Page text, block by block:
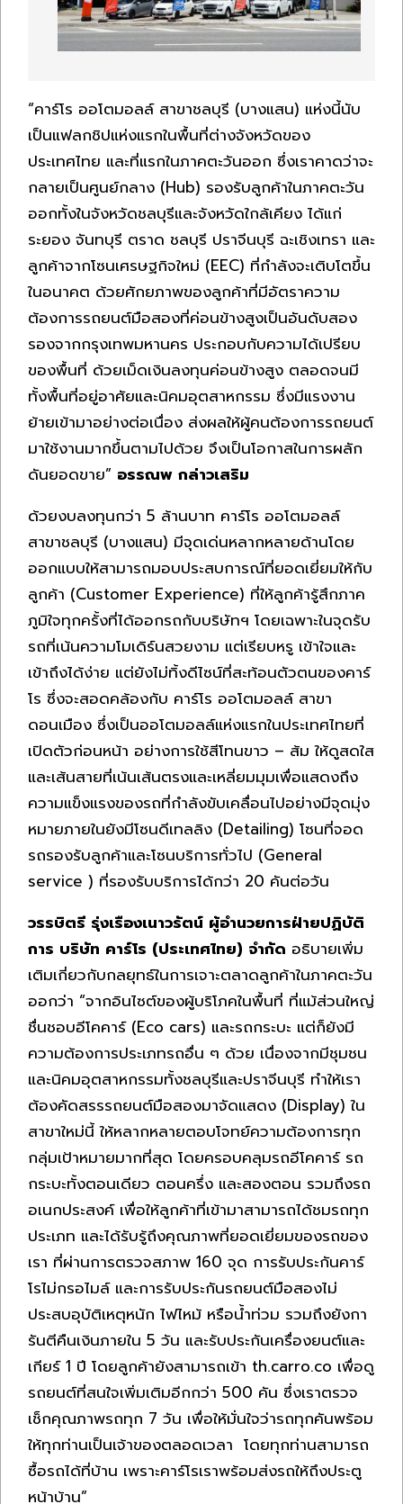
“คาร์โร ออโตมอลล์ สาขาชลบุรี (บางแสน) แห่งนี้นับ
เป็นแฟลกชิปแห่งแรกในพื้นที่ต่างจังหวัดของ
ประเทศไทย และที่แรกในภาคตะวันออก ซึ่งเราคาดว่าจะ
กลายเป็นศูนย์กลาง (Hub) รองรับลูกค้าในภาคตะวัน
ออกทั้งในจังหวัดชลบุรีและจังหวัดใกล้เคียง ได้แก่
ระยอง จันทบุรี ตราด ชลบุรี ปราจีนบุรี ฉะเชิงเทรา และ
ลูกค้าจากโซนเศรษฐกิจใหม่ (EEC) ที่กำลังจะเติบโตขึ้น
ในอนาคต ด้วยศักยภาพของลูกค้าที่มีอัตราความ
ต้องการรถยนต์มือสองที่ค่อนข้างสูงเป็นอันดับสอง
รองจากกรุงเทพมหานคร ประกอบกับความได้เปรียบ
ของพื้นที่ ด้วยเม็ดเงินลงทุนค่อนข้างสูง ตลอดจนมี
ทั้งพื้นที่อยู่อาศัยและนิคมอุตสาหกรรม ซึ่งมีแรงงาน
ย้ายเข้ามาอย่างต่อเนื่อง ส่งผลให้ผู้คนต้องการรถยนต์
มาใช้งานมากขึ้นตามไปด้วย จึงเป็นโอกาสในการผลัก
ดันยอดขาย” อรรณพ กล่าวเสริม
ด้วยงบลงทุนกว่า 5 ล้านบาท คาร์โร ออโตมอลล์
สาขาชลบุรี (บางแสน) มีจุดเด่นหลากหลายด้านโดย
ออกแบบให้สามารถมอบประสบการณ์ที่ยอดเยี่ยมให้กับ
ลูกค้า (Customer Experience) ที่ให้ลูกค้ารู้สึกภาค
ภูมิใจทุกครั้งที่ได้ออกรถกับบริษัทฯ โดยเฉพาะในจุดรับ
รถที่เน้นความโมเดิร์นสวยงาม แต่เรียบหรู เข้าใจและ
เข้าถึงได้ง่าย แต่ยังไม่ทิ้งดีไซน์ที่สะท้อนตัวตนของคาร์
โร ซึ่งจะสอดคล้องกับ คาร์โร ออโตมอลล์ สาขา
ดอนเมือง ซึ่งเป็นออโตมอลล์แห่งแรกในประเทศไทยที่
เปิดตัวก่อนหน้า อย่างการใช้สีโทนขาว – ส้ม ให้ดูสดใส
และเส้นสายที่เน้นเส้นตรงและเหลี่ยมมุมเพื่อแสดงถึง
ความแข็งแรงของรถที่กำลังขับเคลื่อนไปอย่างมีจุดมุ่ง
หมายภายในยังมีโซนดีเทลลิง (Detailing) โซนที่จอด
รถรองรับลูกค้าและโซนบริการทั่วไป (General
service ) ที่รองรับบริการได้กว่า 20 คันต่อวัน
วรรษิตรี รุ่งเรืองเนาวรัตน์ ผู้อำนวยการฝ่ายปฏิบัติ
การ บริษัท คาร์โร (ประเทศไทย) จำกัด อธิบายเพิ่ม
เติมเกี่ยวกับกลยุทธ์ในการเจาะตลาดลูกค้าในภาคตะวัน
ออกว่า “จากอินไซต์ของผู้บริโภคในพื้นที่ ที่แม้ส่วนใหญ่
ชื่นชอบอีโคคาร์ (Eco cars) และรถกระบะ แต่ก็ยังมี
ความต้องการประเภทรถอื่น ๆ ด้วย เนื่องจากมีชุมชน
และนิคมอุตสาหกรรมทั้งชลบุรีและปราจีนบุรี ทำให้เรา
ต้องคัดสรรรถยนต์มือสองมาจัดแสดง (Display) ใน
สาขาใหม่นี้ ให้หลากหลายตอบโจทย์ความต้องการทุก
กลุ่มเป้าหมายมากที่สุด โดยครอบคลุมรถอีโคคาร์ รถ
กระบะทั้งตอนเดียว ตอนครึ่ง และสองตอน รวมถึงรถ
อเนกประสงค์ เพื่อให้ลูกค้าที่เข้ามาสามารถได้ชมรถทุก
ประเภท และได้รับรู้ถึงคุณภาพที่ยอดเยี่ยมของรถของ
เรา ที่ผ่านการตรวจสภาพ 160 จุด การรับประกันคาร์
โรไม่กรอไมล์ และการรับประกันรถยนต์มือสองไม่
ประสบอุบัติเหตุหนัก ไฟไหม้ หรือน้ำท่วม รวมถึงยังกา
รันตีคืนเงินภายใน 5 วัน และรับประกันเครื่องยนต์และ
เกียร์ 1 ปี โดยลูกค้ายังสามารถเข้า th.carro.co เพื่อดู
รถยนต์ที่สนใจเพิ่มเติมอีกกว่า 500 คัน ซึ่งเราตรวจ
เช็กคุณภาพรถทุก 7 วัน เพื่อให้มั่นใจว่ารถทุกคันพร้อม
ให้ทุกท่านเป็นเจ้าของตลอดเวลา โดยทุกท่านสามารถ
ซื้อรถได้ที่บ้าน เพราะคาร์โรเราพร้อมส่งรถให้ถึงประตู
หน้าบ้าน”